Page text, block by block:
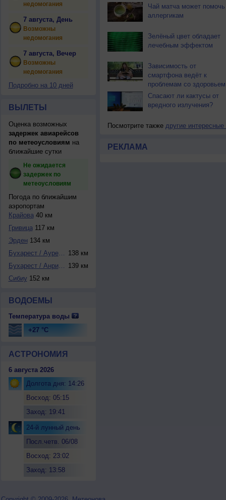
недомогания
7 августа, День
Возможны
недомогания
7 августа, Вечер
Возможны
недомогания
Подробно на 10 дней
ВЫЛЕТЫ
Оценка возможных
задержек авиарейсов
по метеоусловиям на
ближайшие сутки
Не ожидается
задержек по
метеоусловиям
Погода по ближайшим
аэропортам
Крайова40 км
Гривица117 км
Эрден 134 км
Бухарест / Аурел ... 138 км
Бухарест / Анри К... 139 км
Сибиу 152 км
ВОДОЕМЫ
Температура воды
+27 °C
АСТРОНОМИЯ
6 августа 2026
Долгота дня: 14:26
Восход: 05:15
Заход: 19:41
24-й лунный день
Посл.четв. 06/08
Восход: 23:02
Заход: 13:58
Чай матча может помочь
аллергикам
Зелёный цвет обладает
лечебным эффектом
Зависимость от
смартфона ведёт к
проблемам со здоровьем
Спасают ли кактусы от
вредного излучения?
Посмотрите также другие интересные
РЕКЛАМА